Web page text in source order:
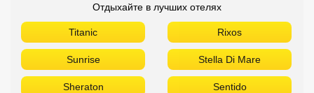
Отдыхайте в лучших отелях
Titanic Rixos
Sunrise Stella Di Mare
Sheraton Sentido